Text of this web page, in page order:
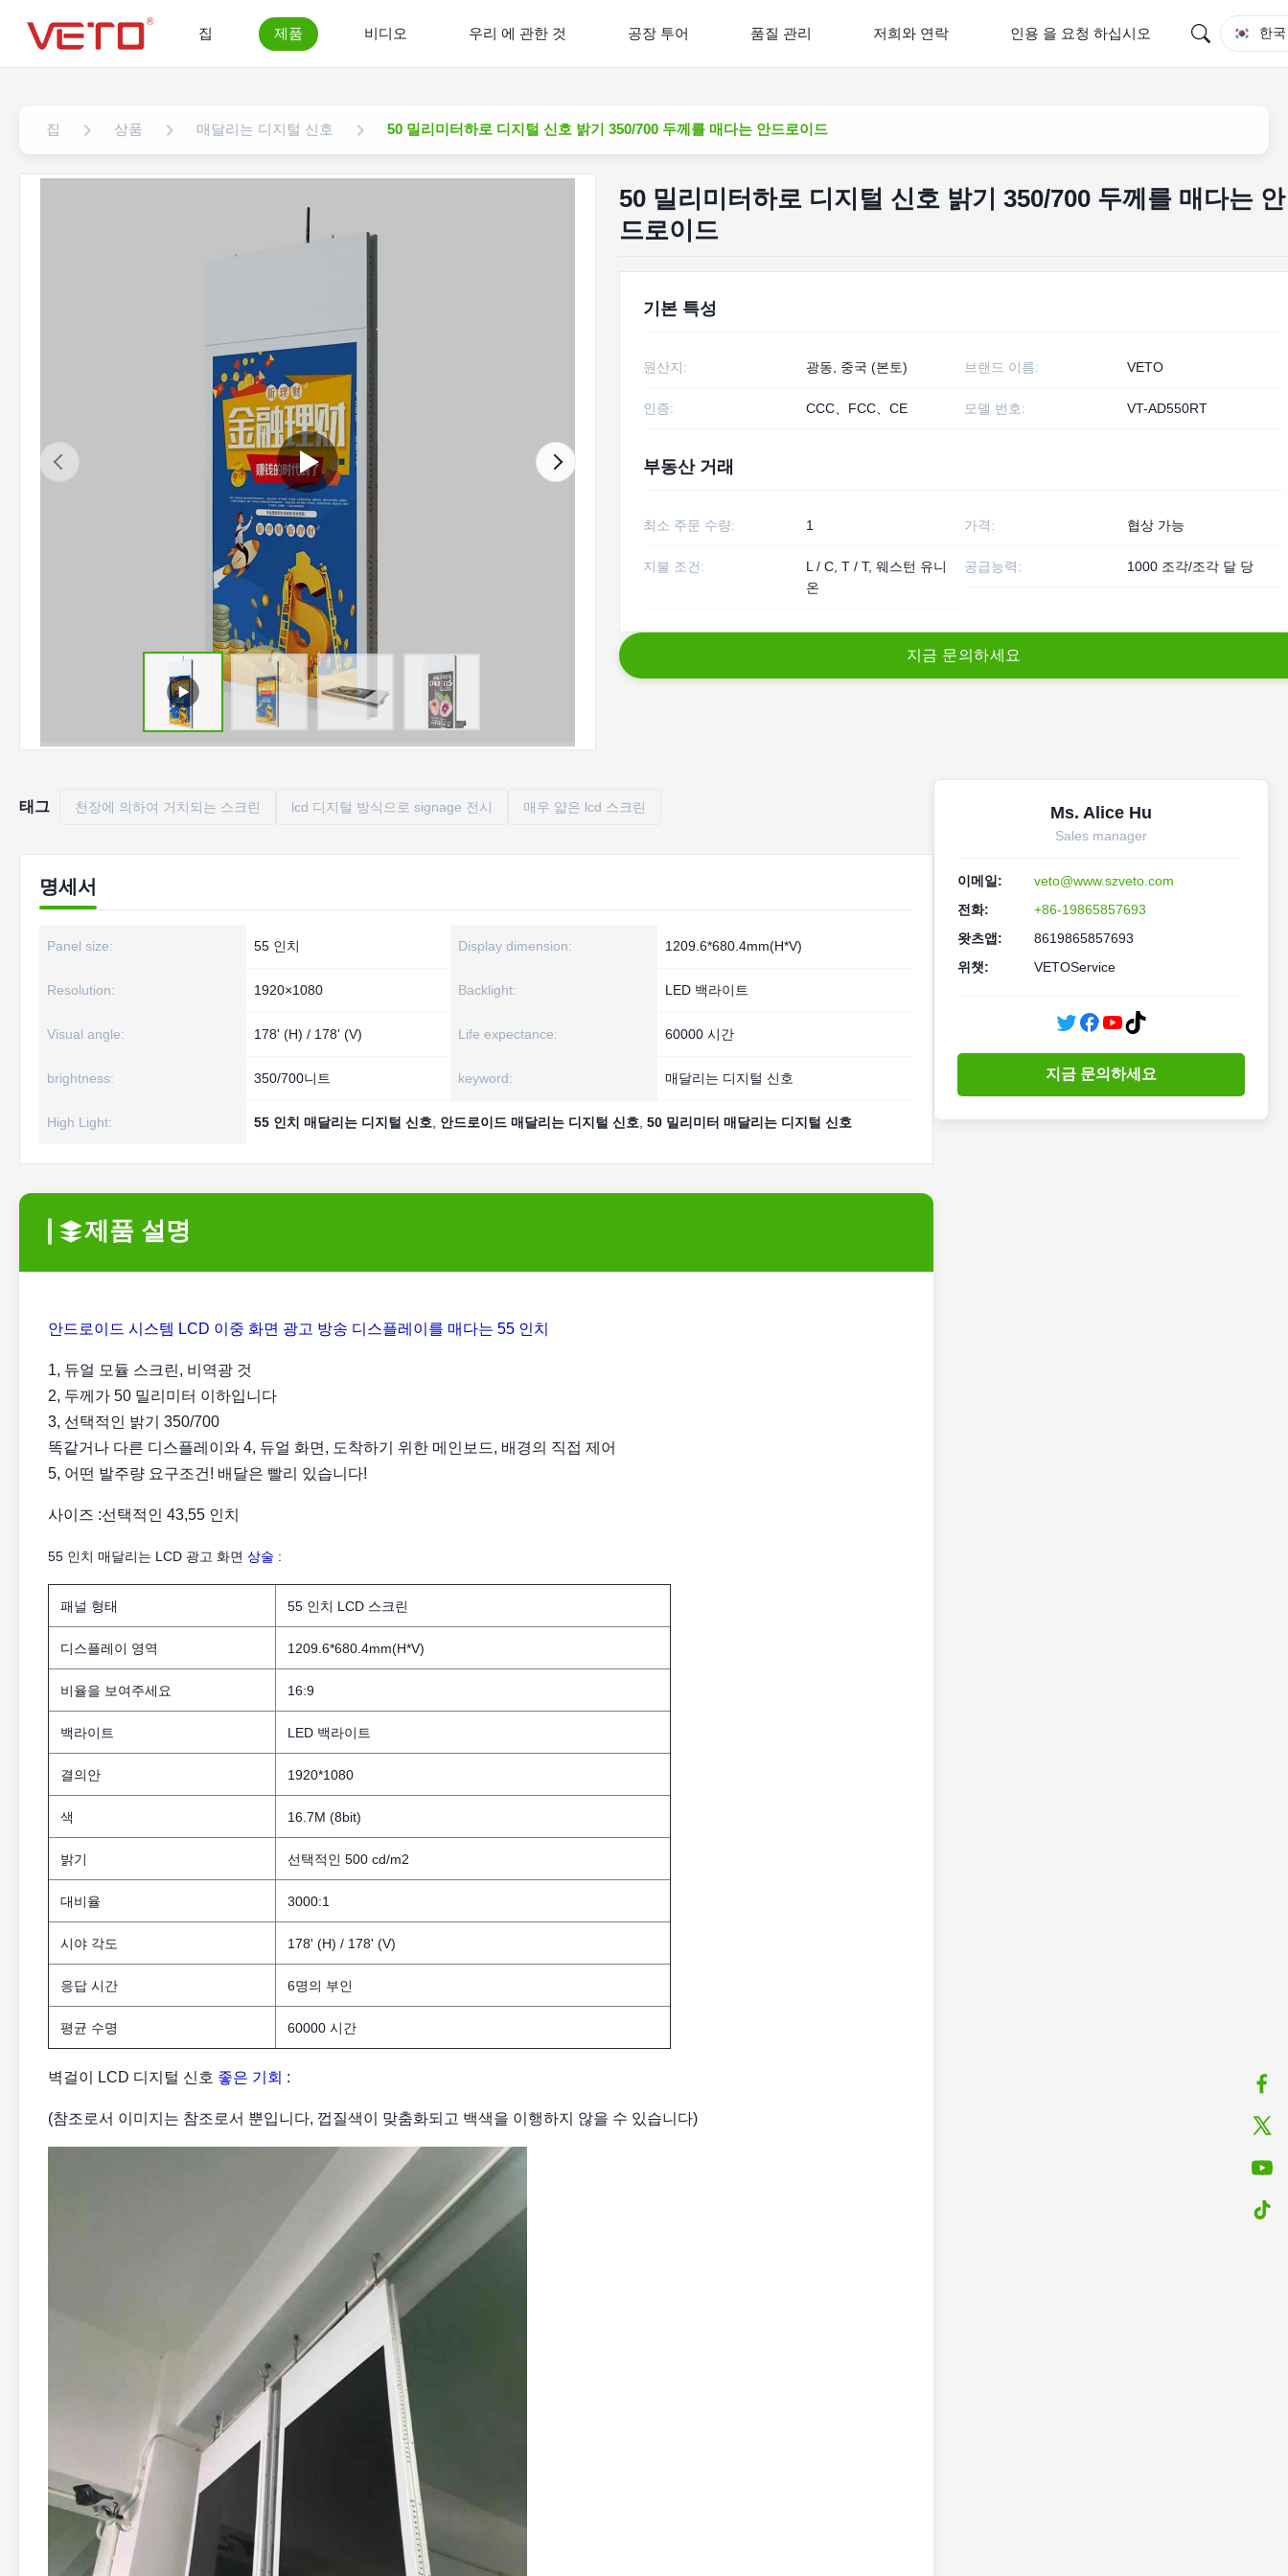
집 제품 비디오 우리 에 관한 것 공장 투어 품질 관리 저희와 연락 인용 을 요청 하십시오 한국
집 상품 매달리는 디지털 신호 50 밀리미터하로 디지털 신호 밝기 350/700 두께를 매다는 안드로이드
50 밀리미터하로 디지털 신호 밝기 350/700 두께를 매다는 안
드로이드
기본 특성
원산지: 광동, 중국 (본토) 브랜드 이름: VETO
인증: CCC、FCC、CE 모델 번호: VT-AD550RT
부동산 거래
최소 주문 수량: 1 가격: 협상 가능
지불 조건:
L / C, T / T, 웨스턴 유니
온
공급능력: 1000 조각/조각 달 당
지 금 문의하세 요
태그 천장에 의하여 거치되는 스크린 lcd 디지털 방식으로 signage 전시 매우 얇은 lcd 스크린
명세서
Panel size: 55 인치 Display dimension: 1209.6*680.4mm(H*V)
Resolution: 1920×1080 Backlight: LED 백라이트
Visual angle: 178' (H) / 178' (V) Life expectance: 60000 시간
brightness: 350/700니트 keyword: 매달리는 디지털 신호
High Light: 55 인치 매달리는 디지털 신호 안드로이드 매달리는 디지털 신호 50 밀리미터 매달리는 디지털 신호
제품 설명
안드로이드 시스템 LCD 이중 화면 광고 방송 디스플레이를 매다는 55 인치
1, 듀얼 모듈 스크린, 비역광 것
2, 두께가 50 밀리미터 이하입니다
3, 선택적인 밝기 350/700
똑같거나 다른 디스플레이와 4, 듀얼 화면, 도착하기 위한 메인보드, 배경의 직접 제어
5, 어떤 발주량 요구조건! 배달은 빨리 있습니다!
사이즈 :선택적인 43,55 인치
55 인치 매달리는 LCD 광고 화면 상술 :
패널 형태 55 인치 LCD 스크린
디스플레이 영역 1209.6*680.4mm(H*V)
비율을 보여주세요 16:9
백라이트 LED 백라이트
결의안 1920*1080
색 16.7M (8bit)
밝기 선택적인 500 cd/m2
대비율 3000:1
시야 각도 178' (H) / 178' (V)
응답 시간 6명의 부인
평균 수명 60000 시간
벽걸이 LCD 디지털 신호 좋은 기회 :
(참조로서 이미지는 참조로서 뿐입니다, 껍질색이 맞춤화되고 백색을 이행하지 않을 수 있습니다)
Ms. Alice Hu
Sales manager
이메일:
veto@www.szveto.com
전화:
+86-19865857693
왓츠앱:
8619865857693
위챗:
VETOService
지금 문의하세요